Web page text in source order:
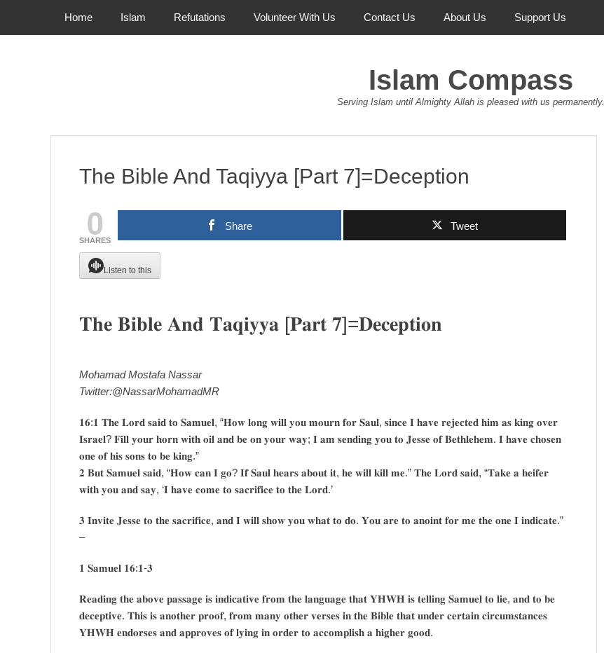
Primary Menu
Home Islam Refutations Volunteer With Us Contact Us About Us Support Us
Islam Compass
Serving Islam until Almighty Allah is pleased with us permanently.
The Bible And Taqiyya [Part 7]=Deception
0
SHARES
Share Tweet
Listen to this
𝐓𝐡𝐞 𝐁𝐢𝐛𝐥𝐞 𝐀𝐧𝐝 𝐓𝐚𝐪𝐢𝐲𝐲𝐚 [𝐏𝐚𝐫𝐭 𝟕]=𝐃𝐞𝐜𝐞𝐩𝐭𝐢𝐨𝐧
Mohamad Mostafa Nassar
Twitter:@NassarMohamadMR
𝟏𝟔:𝟏 𝐓𝐡𝐞 𝐋𝐨𝐫𝐝 𝐬𝐚𝐢𝐝 𝐭𝐨 𝐒𝐚𝐦𝐮𝐞𝐥, “𝐇𝐨𝐰 𝐥𝐨𝐧𝐠 𝐰𝐢𝐥𝐥 𝐲𝐨𝐮 𝐦𝐨𝐮𝐫𝐧 𝐟𝐨𝐫 𝐒𝐚𝐮𝐥, 𝐬𝐢𝐧𝐜𝐞 𝐈 𝐡𝐚𝐯𝐞 𝐫𝐞𝐣𝐞𝐜𝐭𝐞𝐝 𝐡𝐢𝐦 𝐚𝐬 𝐤𝐢𝐧𝐠 𝐨𝐯𝐞𝐫
𝐈𝐬𝐫𝐚𝐞𝐥? 𝐅𝐢𝐥𝐥 𝐲𝐨𝐮𝐫 𝐡𝐨𝐫𝐧 𝐰𝐢𝐭𝐡 𝐨𝐢𝐥 𝐚𝐧𝐝 𝐛𝐞 𝐨𝐧 𝐲𝐨𝐮𝐫 𝐰𝐚𝐲; 𝐈 𝐚𝐦 𝐬𝐞𝐧𝐝𝐢𝐧𝐠 𝐲𝐨𝐮 𝐭𝐨 𝐉𝐞𝐬𝐬𝐞 𝐨𝐟 𝐁𝐞𝐭𝐡𝐥𝐞𝐡𝐞𝐦. 𝐈 𝐡𝐚𝐯𝐞 𝐜𝐡𝐨𝐬𝐞𝐧
𝐨𝐧𝐞 𝐨𝐟 𝐡𝐢𝐬 𝐬𝐨𝐧𝐬 𝐭𝐨 𝐛𝐞 𝐤𝐢𝐧𝐠.”
𝟐 𝐁𝐮𝐭 𝐒𝐚𝐦𝐮𝐞𝐥 𝐬𝐚𝐢𝐝, “𝐇𝐨𝐰 𝐜𝐚𝐧 𝐈 𝐠𝐨? 𝐈𝐟 𝐒𝐚𝐮𝐥 𝐡𝐞𝐚𝐫𝐬 𝐚𝐛𝐨𝐮𝐭 𝐢𝐭, 𝐡𝐞 𝐰𝐢𝐥𝐥 𝐤𝐢𝐥𝐥 𝐦𝐞.” 𝐓𝐡𝐞 𝐋𝐨𝐫𝐝 𝐬𝐚𝐢𝐝, “𝐓𝐚𝐤𝐞 𝐚 𝐡𝐞𝐢𝐟𝐞𝐫
𝐰𝐢𝐭𝐡 𝐲𝐨𝐮 𝐚𝐧𝐝 𝐬𝐚𝐲, ‘𝐈 𝐡𝐚𝐯𝐞 𝐜𝐨𝐦𝐞 𝐭𝐨 𝐬𝐚𝐜𝐫𝐢𝐟𝐢𝐜𝐞 𝐭𝐨 𝐭𝐡𝐞 𝐋𝐨𝐫𝐝.’
𝟑 𝐈𝐧𝐯𝐢𝐭𝐞 𝐉𝐞𝐬𝐬𝐞 𝐭𝐨 𝐭𝐡𝐞 𝐬𝐚𝐜𝐫𝐢𝐟𝐢𝐜𝐞, 𝐚𝐧𝐝 𝐈 𝐰𝐢𝐥𝐥 𝐬𝐡𝐨𝐰 𝐲𝐨𝐮 𝐰𝐡𝐚𝐭 𝐭𝐨 𝐝𝐨. 𝐘𝐨𝐮 𝐚𝐫𝐞 𝐭𝐨 𝐚𝐧𝐨𝐢𝐧𝐭 𝐟𝐨𝐫 𝐦𝐞 𝐭𝐡𝐞 𝐨𝐧𝐞 𝐈 𝐢𝐧𝐝𝐢𝐜𝐚𝐭𝐞.”
–
𝟏 𝐒𝐚𝐦𝐮𝐞𝐥 𝟏𝟔:𝟏-𝟑
𝐑𝐞𝐚𝐝𝐢𝐧𝐠 𝐭𝐡𝐞 𝐚𝐛𝐨𝐯𝐞 𝐩𝐚𝐬𝐬𝐚𝐠𝐞 𝐢𝐬 𝐢𝐧𝐝𝐢𝐜𝐚𝐭𝐢𝐯𝐞 𝐟𝐫𝐨𝐦 𝐭𝐡𝐞 𝐥𝐚𝐧𝐠𝐮𝐚𝐠𝐞 𝐭𝐡𝐚𝐭 𝐘𝐇𝐖𝐇 𝐢𝐬 𝐭𝐞𝐥𝐥𝐢𝐧𝐠 𝐒𝐚𝐦𝐮𝐞𝐥 𝐭𝐨 𝐥𝐢𝐞, 𝐚𝐧𝐝 𝐭𝐨 𝐛𝐞
𝐝𝐞𝐜𝐞𝐩𝐭𝐢𝐯𝐞. 𝐓𝐡𝐢𝐬 𝐢𝐬 𝐚𝐧𝐨𝐭𝐡𝐞𝐫 𝐩𝐫𝐨𝐨𝐟, 𝐟𝐫𝐨𝐦 𝐦𝐚𝐧𝐲 𝐨𝐭𝐡𝐞𝐫 𝐯𝐞𝐫𝐬𝐞𝐬 𝐢𝐧 𝐭𝐡𝐞 𝐁𝐢𝐛𝐥𝐞 𝐭𝐡𝐚𝐭 𝐮𝐧𝐝𝐞𝐫 𝐜𝐞𝐫𝐭𝐚𝐢𝐧 𝐜𝐢𝐫𝐜𝐮𝐦𝐬𝐭𝐚𝐧𝐜𝐞𝐬
𝐘𝐇𝐖𝐇 𝐞𝐧𝐝𝐨𝐫𝐬𝐞𝐬 𝐚𝐧𝐝 𝐚𝐩𝐩𝐫𝐨𝐯𝐞𝐬 𝐨𝐟 𝐥𝐲𝐢𝐧𝐠 𝐢𝐧 𝐨𝐫𝐝𝐞𝐫 𝐭𝐨 𝐚𝐜𝐜𝐨𝐦𝐩𝐥𝐢𝐬𝐡 𝐚 𝐡𝐢𝐠𝐡𝐞𝐫 𝐠𝐨𝐨𝐝.